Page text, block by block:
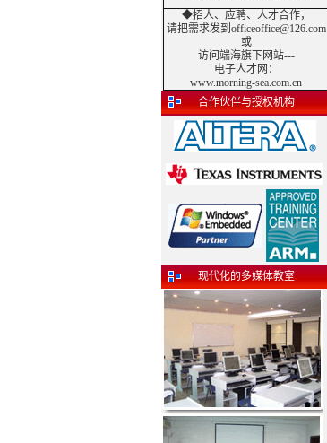
◆招人、应聘、人才合作，
请把需求发到officeoffice@126.com
或
访问端海旗下网站---
电子人才网 ：
www.morning-sea.com.cn
合作伙伴与授权机构
现代化的多媒体教室